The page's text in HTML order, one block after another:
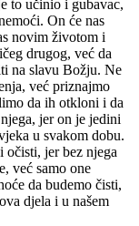
to učinio i gubavac,
On će nas
novim životom i
drugog, već da
na slavu Božju. Ne
već priznajmo
da ih otkloni i da
jer on je jedini
u svakom dobu.
očisti, jer bez njega
već samo one
da budemo čisti,
djela i u našem